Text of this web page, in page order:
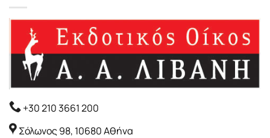
+30 210 3661 200
Σόλωνος 98, 10680 Αθήνα